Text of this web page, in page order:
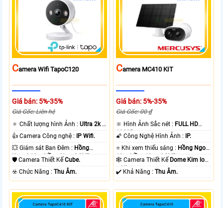
CAmera Wifi TapoC120
Giá bán: 5%-35%
Giá Gốc: Liên hệ
🔅 Chất lượng hình Ảnh :Ultra 2k +
.
👍 Camera Công nghệ :
IP Wifi.
💥 Giám sát Ban Đêm : Hồng
Ngoại 10m Hồng Ngoại SMD.
🛡 Camera Thiết KếCube.
️☣️ Chức Năng :Thu Âm.
CAmera MC410 KIT
Giá bán: 5%-35%
Giá Gốc: 00 ₫
🔆 Hình Ảnh Sắc nét : FULL HD
1080P .
🌠 Công Nghệ Hình Ảnh :
IP.
⭐ Khi xem thiếu sáng : Hồng Ngoại
10m Hồng Ngoại SMD.
🕸️ Camera Thiết Kế Dome Kim loại
+ Nhựa.
️✔️ Khả Năng :Thu Âm.